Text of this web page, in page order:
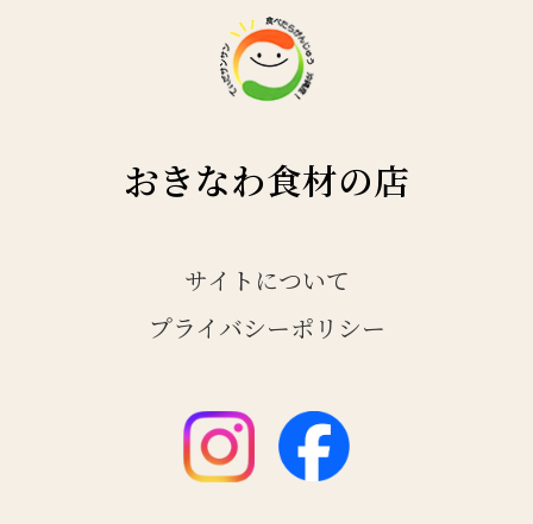
おきなわ食材の店
サイトについて
プライバシーポリシー